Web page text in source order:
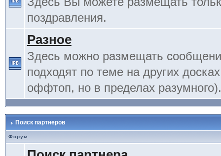
поздравления.
Разное
Здесь можно размещать
подходят по теме на других
оффтоп, но в пределах разумного).
Поиск партнеров
Форум